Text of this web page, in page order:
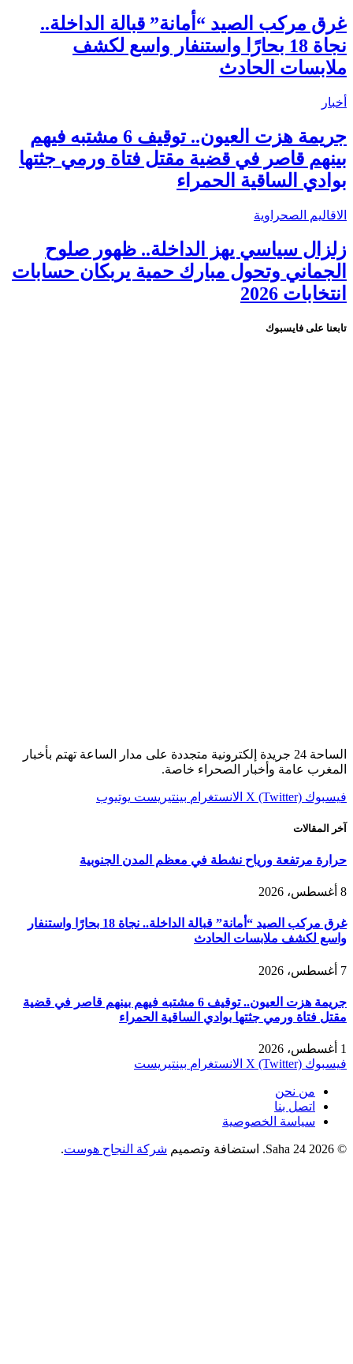
غرق مركب الصيد “أمانة” قبالة الداخلة..
نجاة 18 بحارًا واستنفار واسع لكشف
ملابسات الحادث
أخبار
جريمة هزت العيون.. توقيف 6 مشتبه فيهم
بينهم قاصر في قضية مقتل فتاة ورمي جثتها
بوادي الساقية الحمراء
الاقاليم الصحراوية
زلزال سياسي يهز الداخلة.. ظهور صلوح
الجماني وتحول مبارك حمية يربكان حسابات
انتخابات 2026
تابعنا على فايسبوك
الساحة 24 جريدة إلكترونية متجددة على مدار الساعة تهتم بأخبار
المغرب عامة وأخبار الصحراء خاصة.
فيسبوك X (Twitter) الانستغرام بينتيريست يوتيوب
آخر المقالات
حرارة مرتفعة ورياح نشطة في معظم المدن الجنوبية
8 أغسطس، 2026
غرق مركب الصيد “أمانة” قبالة الداخلة.. نجاة 18 بحارًا واستنفار
واسع لكشف ملابسات الحادث
7 أغسطس، 2026
جريمة هزت العيون.. توقيف 6 مشتبه فيهم بينهم قاصر في قضية
مقتل فتاة ورمي جثتها بوادي الساقية الحمراء
1 أغسطس، 2026
فيسبوك X (Twitter) الانستغرام بينتيريست
من نحن
اتصل بنا
سياسة الخصوصية
© 2026 Saha 24. استضافة وتصميم شركة النجاح هوست.